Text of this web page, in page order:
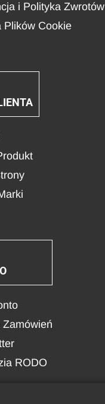
i Polityka Zwrotów
Plików Cookie
Zamówień
RODO